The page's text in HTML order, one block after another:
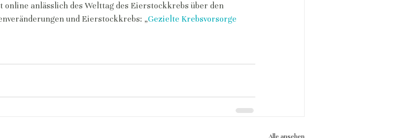
online anlässlich des Welttag des Eierstockkrebs über den
und Eierstockkrebs: „Gezielte Krebsvorsorge